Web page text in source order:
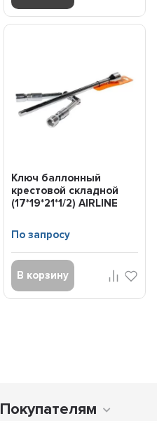
Ключ баллонный
крестовой складной
(17*19*21*1/2) AIRLINE
По запросу
В корзину
Покупателям